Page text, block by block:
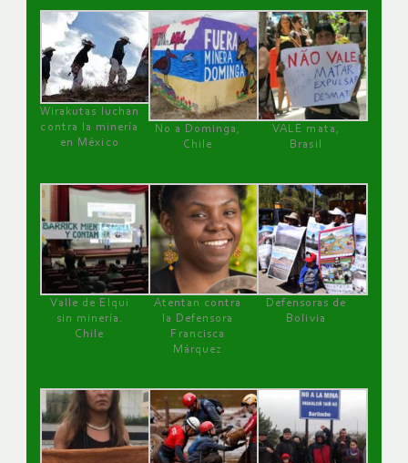
Wirakutas luchan
contra la minería
en México
No a Dominga,
Chile
VALE mata,
Brasil
Valle de Elqui
sin minería.
Chile
Atentan contra
la Defensora
Francisca
Márquez
Defensoras de
Bolivia